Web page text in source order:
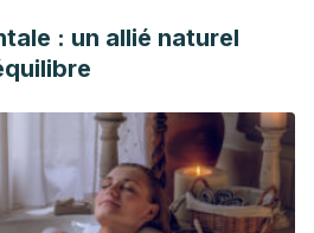
pmc/articles/PMC4496732/
R., Sarpelleh, K., & Page, K. A.
of fructose versus glucose on
to food cues and decisions
of the National Academy of
: un allié naturel